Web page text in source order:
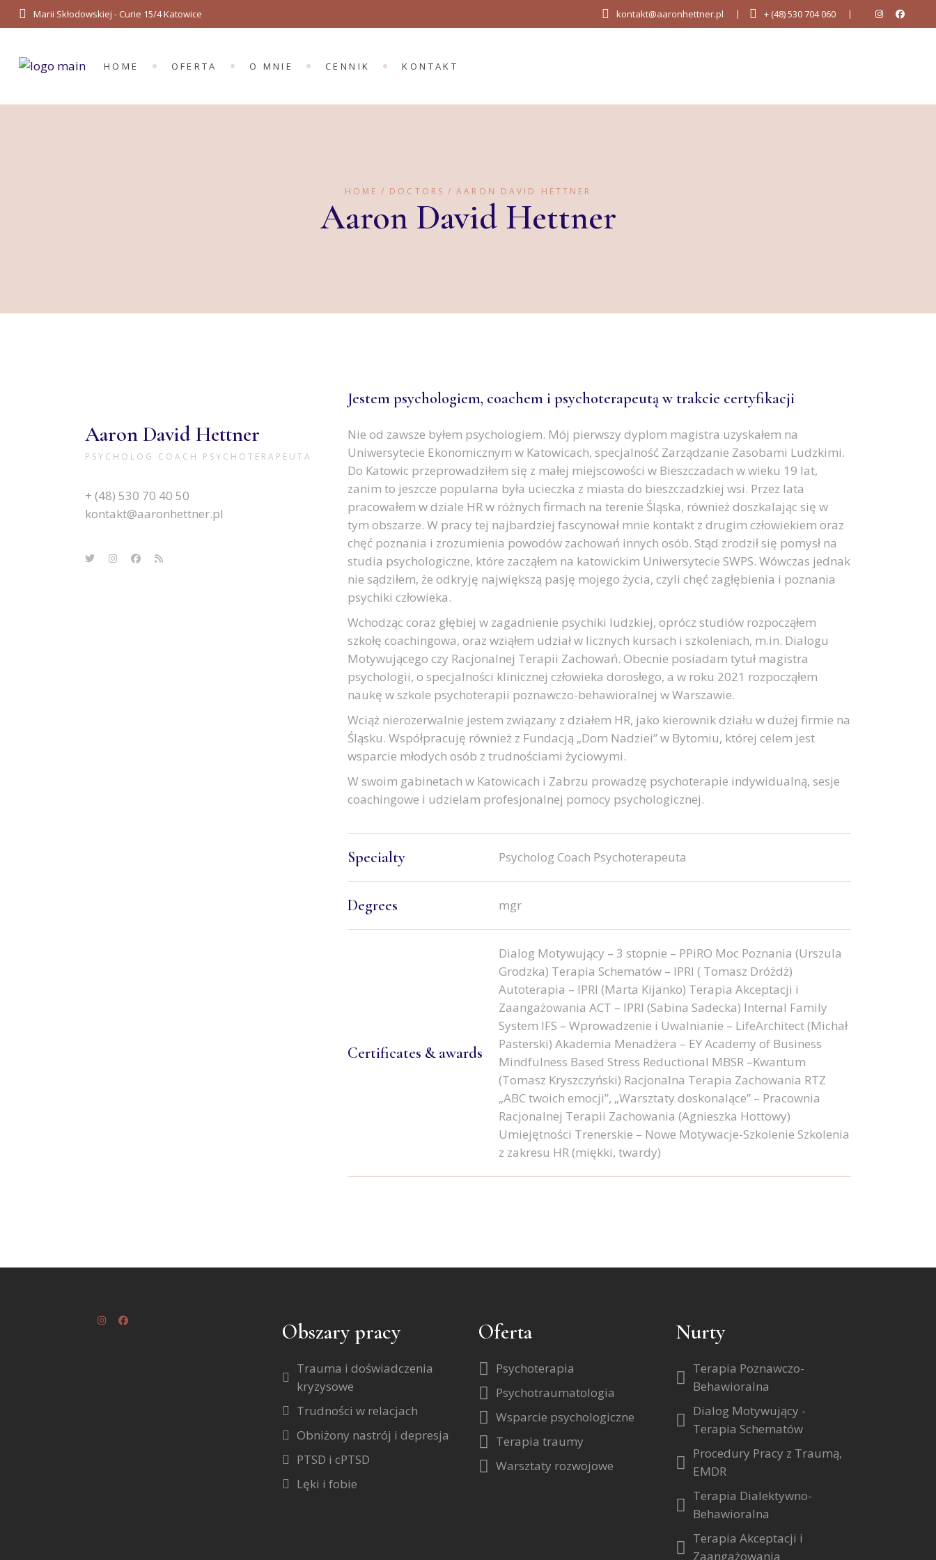
Marii Skłodowskiej - Curie 15/4 Katowice kontakt@aaronhettner.pl + (48) 530 704 060
HOME OFERTA O MNIE CENNIK KONTAKT
HOME DOCTORS AARON DAVID HETTNER
Aaron David Hettner
Aaron David Hettner
PSYCHOLOG COACH PSYCHOTERAPEUTA
+ (48) 530 70 40 50
kontakt@aaronhettner.pl
Jestem psychologiem, coachem i psychoterapeutą w trakcie certyfikacji
Nie od zawsze byłem psychologiem. Mój pierwszy dyplom magistra uzyskałem na
Uniwersytecie Ekonomicznym w Katowicach, specjalność Zarządzanie Zasobami Ludzkimi.
Do Katowic przeprowadziłem się z małej miejscowości w Bieszczadach w wieku 19 lat,
zanim to jeszcze popularna była ucieczka z miasta do bieszczadzkiej wsi. Przez lata
pracowałem w dziale HR w różnych firmach na terenie Śląska, również doszkalając się w
tym obszarze. W pracy tej najbardziej fascynował mnie kontakt z drugim człowiekiem oraz
chęć poznania i zrozumienia powodów zachowań innych osób. Stąd zrodził się pomysł na
studia psychologiczne, które zacząłem na katowickim Uniwersytecie SWPS. Wówczas jednak
nie sądziłem, że odkryję największą pasję mojego życia, czyli chęć zagłębienia i poznania
psychiki człowieka.
Wchodząc coraz głębiej w zagadnienie psychiki ludzkiej, oprócz studiów rozpocząłem
szkołę coachingowa, oraz wziąłem udział w licznych kursach i szkoleniach, m.in. Dialogu
Motywującego czy Racjonalnej Terapii Zachowań. Obecnie posiadam tytuł magistra
psychologii, o specjalności klinicznej człowieka dorosłego, a w roku 2021 rozpocząłem
naukę w szkole psychoterapii poznawczo-behawioralnej w Warszawie.
Wciąż nierozerwalnie jestem związany z działem HR, jako kierownik działu w dużej firmie na
Śląsku. Współpracuję również z Fundacją „Dom Nadziei” w Bytomiu, której celem jest
wsparcie młodych osób z trudnościami życiowymi.
W swoim gabinetach w Katowicach i Zabrzu prowadzę psychoterapie indywidualną, sesje
coachingowe i udzielam profesjonalnej pomocy psychologicznej.
Specialty Psycholog Coach Psychoterapeuta
Degrees mgr
Certificates & awards
Dialog Motywujący – 3 stopnie – PPiRO Moc Poznania (Urszula
Grodzka) Terapia Schematów – IPRI ( Tomasz Dróżdż)
Autoterapia – IPRI (Marta Kijanko) Terapia Akceptacji i
Zaangażowania ACT – IPRI (Sabina Sadecka) Internal Family
System IFS – Wprowadzenie i Uwalnianie – LifeArchitect (Michał
Pasterski) Akademia Menadżera – EY Academy of Business
Mindfulness Based Stress Reductional MBSR –Kwantum
(Tomasz Kryszczyński) Racjonalna Terapia Zachowania RTZ
„ABC twoich emocji”, „Warsztaty doskonalące” – Pracownia
Racjonalnej Terapii Zachowania (Agnieszka Hottowy)
Umiejętności Trenerskie – Nowe Motywacje-Szkolenie Szkolenia
z zakresu HR (miękki, twardy)
Obszary pracy
Trauma i doświadczenia
kryzysowe
Trudności w relacjach
Obniżony nastrój i depresja
PTSD i cPTSD
Lęki i fobie
Oferta
Psychoterapia
Psychotraumatologia
Wsparcie psychologiczne
Terapia traumy
Warsztaty rozwojowe
Nurty
Terapia Poznawczo-
Behawioralna
Dialog Motywujący -
Terapia Schematów
Procedury Pracy z Traumą,
EMDR
Terapia Dialektywno-
Behawioralna
Terapia Akceptacji i
Zaangażowania